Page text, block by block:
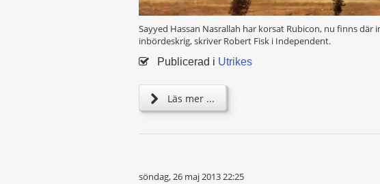
Sayyed Hassan Nasrallah har korsat Rubicon, nu finns
inbördeskrig, skriver Robert Fisk i Independent.
Publicerad i Utrikes
Läs mer ...
söndag, 26 maj 2013 22:25